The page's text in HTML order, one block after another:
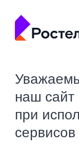
наш сайт
при
сервисов